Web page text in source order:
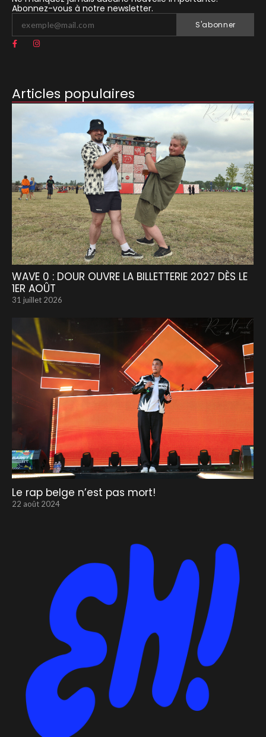
Abonnez-vous à notre newsletter.
S'abonner
Articles populaires
WAVE 0 : DOUR OUVRE LA BILLETTERIE 2027 DÈS LE
1ER AOÛT
31 juillet 2026
Le rap belge n’est pas mort!
22 août 2024